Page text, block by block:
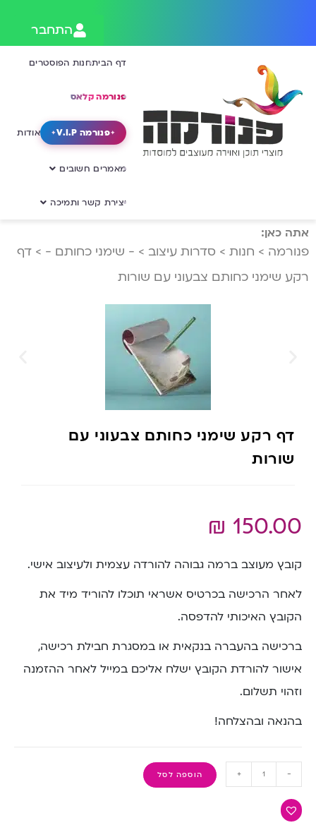
התחבר
דף הביתחנות הפוסטרים
פנורמה קלאס
פנורמה V.I.P אודות
מאמרים חשובים
יצירת קשר ותמיכה
אתה כאן:
פנורמה > חנות > סדרות עיצוב > - שימני כחותם - > דף
רקע שימני כחותם צבעוני עם שורות
דף רקע שימני כחותם צבעוני עם
שורות
₪ 150.00
קובץ מעוצב ברמה גבוהה להורדה עצמית ולעיצוב אישי.
לאחר הרכישה בכרטיס אשראי תוכלו להוריד מיד את
הקובץ האיכותי להדפסה.
ברכישה בהעברה בנקאית או במסגרת חבילת רכישה,
אישור להורדת הקובץ ישלח אליכם במייל לאחר ההזמנה
וזהוי תשלום.
בהנאה ובהצלחה!
-
+ הוספה לסל